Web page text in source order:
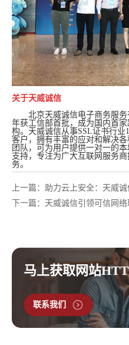
关于天威诚信
北京天威诚信电子商务服务
年获工信部首批，成为国内首
构。天威诚信从事SSL证书行业
客户，拥有丰富的应对和解决
团队，可为用户提供一对一的
支持，专注为广大互联网服务
务。
上一篇：助力云上安全：天威
下一篇：天威诚信引领可信网
马上获取网站
联系我们